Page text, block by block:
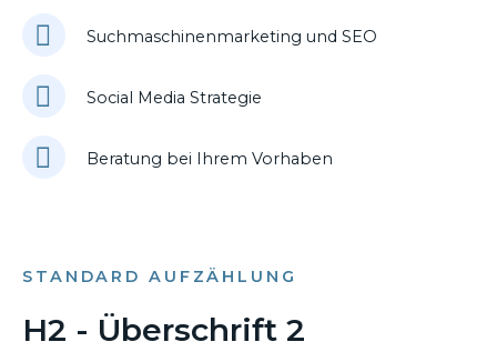
Suchmaschinenmarketing und SEO
Social Media Strategie
Beratung bei Ihrem Vorhaben
STANDARD AUFZÄHLUNG
H2 - Überschrift 2